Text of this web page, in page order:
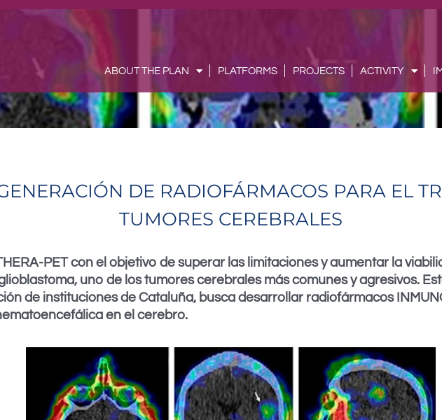
ABOUT THE PLAN PLATFORMS PROJECTS ACTIVITY
DE RADIOFÁRMACOS PARA EL
TUMORES CEREBRALES
PET con el objetivo de superar las limitaciones y aumentar la
uno de los tumores cerebrales más comunes y agresivos.
de instituciones de Cataluña, busca desarrollar radiofármacos
en el cerebro.